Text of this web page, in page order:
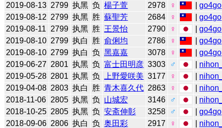
2019-08-13 2799 执黑 负 楊子萱 2978 ♀ |go4go
2019-08-12 2799 执黑 胜 蘇聖芳 2684 ♀ |go4go
2019-08-11
2799 执黑 胜 王景怡 2790 ♀ |go4go
2019-08-10 2799 执白 胜 俞俐均 2786 ♀ |go4go
2019-08-10 2799 执白 负 黑嘉嘉 3078 ♀ |go4go
2019-06-27 2801 执黑 负 富士田明彦 3303 ♂
2019-05-28 2801 执黑 负 上野愛咲美 3177 ♀
2019-04-08 2803 执白 胜 青木喜久代 2863 ♀
2018-11-06 2805 执黑 负 山城宏 3146 ♂
2018-10-25 2805 执黑 负 安斋伸彰 3258 ♂ |go4go
2018-09-06 2806 执白 负 奥田彩 2917 ♀